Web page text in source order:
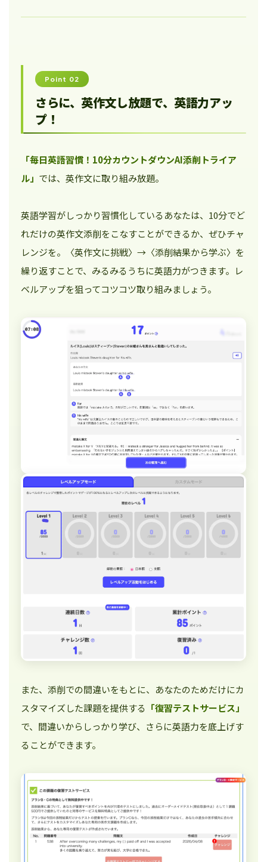
Point 02
さらに、英作文し放題で、英語力アッ
プ！
「毎日英語習慣！10分カウントダウンAI添削トライア
ル」 では、英作文に取り組み放題。
英語学習がしっかり習慣化しているあなたは、10分でど
れだけの英作文添削をこなすことができるか、ぜひチャ
レンジを。〈英作文に挑戦〉→〈添削結果から学ぶ〉を
繰り返すことで、みるみるうちに英語力がつきます。レ
ベルアップを狙ってコツコツ取り組みましょう。
また、添削での間違いをもとに、あなたのためだけにカ
スタマイズした課題を提供する 「復習テストサービス」
で、間違いからしっかり学び、さらに英語力を底上げす
ることができます。